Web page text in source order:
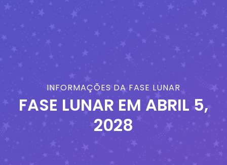
INFORMAÇÕES DA FASE LUNAR
FASE LUNAR EM ABRIL 5,
2028